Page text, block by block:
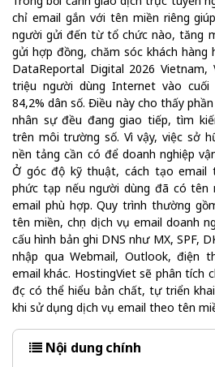
chỉ email gắn với tên miền riêng
người gửi đến từ tổ chức nào, tăng
gửi hợp đồng, chăm sóc khách hàng
DataReportal Digital 2026
triệu người dùng Internet vào
84,2% dân số. Điều này cho thấy
nhân sự đều đang giao tiếp, tìm
trên môi trường số. Vì vậy, việc sở
nền tảng cần có để doanh nghiệp
Ở góc độ kỹ thuật, cách tạo email
phức tạp nếu người dùng đã có tên
email phù hợp. Quy trình thường
tên miền, chọn dịch vụ email doanh
cấu hình bản ghi DNS như MX, SPF,
nhập qua Webmail, Outlook, điện
email khác. HostingViet sẽ phân tích
đọc có thể hiểu bản chất, tự triển
khi sử dụng dịch vụ email theo tên
Nội dung chính